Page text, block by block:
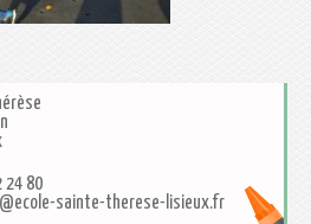
24 80
sainte-therese-lisieux.fr